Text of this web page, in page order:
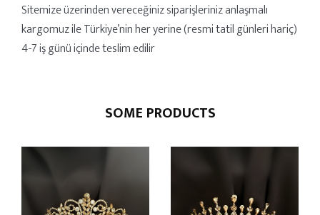
Sitemize üzerinden vereceğiniz siparişleriniz anlaşmalı
kargomuz ile Türkiye’nin her yerine (resmi tatil günleri hariç)
4-7 iş günü içinde teslim edilir
SOME PRODUCTS